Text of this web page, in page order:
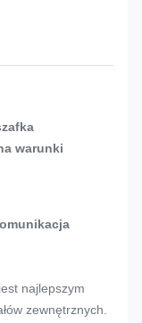
warunki
najlepszym
zewnętrznych.